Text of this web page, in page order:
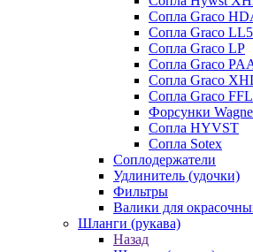
Сопла Graco
Сопла Graco LL5
Сопла Graco LP
Сопла Graco
Сопла Graco
Сопла Graco
Форсунки
Сопла HYVST
Сопла Sotex
Соплодержатели
Удлинитель (удочки)
Фильтры
Валики для
Шланги (рукава)
Назад